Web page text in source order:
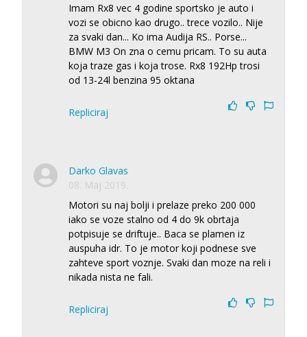
Imam Rx8 vec 4 godine sportsko je auto i
vozi se obicno kao drugo.. trece vozilo.. Nije
za svaki dan... Ko ima Audija RS.. Porse...
BMW M3 On zna o cemu pricam. To su auta
koja traze gas i koja trose. Rx8 192Hp trosi
od 13-24l benzina 95 oktana
Repliciraj
Darko Glavas
08. Maj 2019.
Motori su naj bolji i prelaze preko 200 000
iako se voze stalno od 4 do 9k obrtaja
potpisuje se driftuje.. Baca se plamen iz
auspuha idr. To je motor koji podnese sve
zahteve sport voznje. Svaki dan moze na reli i
nikada nista ne fali.
Repliciraj